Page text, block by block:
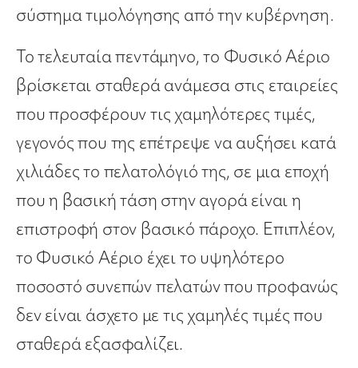
σύστημα τιμολόγησης από την κυβέρνηση.
Το τελευταία πεντάμηνο, το Φυσικό Αέριο
βρίσκεται σταθερά ανάμεσα στις εταιρείες
που προσφέρουν τις χαμηλότερες τιμές,
γεγονός που της επέτρεψενα αυξήσει κατά
χιλιάδες το πελατολόγιό της, σε μια εποχή
που η βασική τάση στην αγορά είναι η
επιστροφή στον βασικό πάροχο. Επιπλέον,
το Φυσικό Αέριο έχει το υψηλότερο
ποσοστό συνεπών πελατώνπου προφανώς
δεν είναι άσχετο με τις χαμηλές τιμές που
σταθερά εξασφαλίζει.